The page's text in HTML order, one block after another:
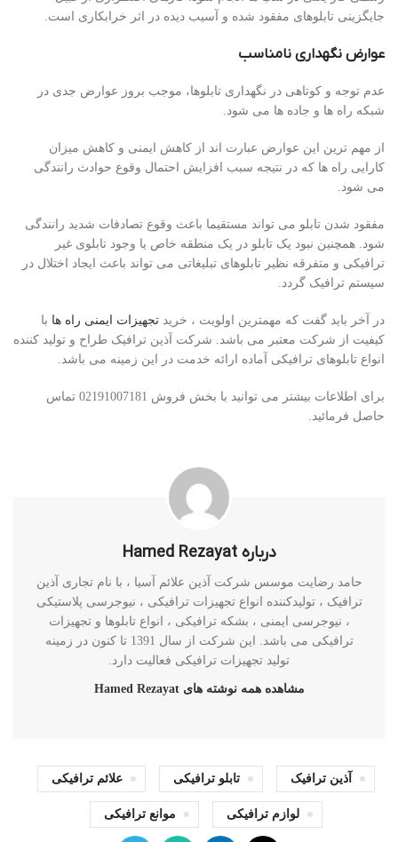
جایگزینی تابلوهای مفقود شده و آسیب دیده در اثر خرابکاری است.
عوارض نگهداری نامناسب
عدم توجه و کوتاهی در نگهداری تابلوها، موجب بروز عوارض جدی در
شبکه راه ها و جاده ها می شود.
از مهم ترین این عوارض عبارت اند از کاهش ایمنی و کاهش میزان
کارایی راه ها که در نتیجه سبب افزایش احتمال وقوع حوادث رانندگی
می شود.
مفقود شدن تابلو می تواند مستقیما باعث وقوع تصادفات شدید رانندگی
شود. همچنین نبود یک تابلو در یک منطقه خاص یا وجود تابلوی غیر
ترافیکی و متفرقه نظیر تابلوهای تبلیغاتی می تواند باعث ایجاد اختلال در
سیستم ترافیک گردد.
در آخر باید گفت که مهمترین اولویت ، خرید تجهیزات ایمنی راه ها با
کیفیت از شرکت معتبر می باشد. شرکت آذین ترافیک طراح و تولید کننده
انواع تابلوهای ترافیکی آماده ارائه خدمت در این زمینه می باشد.
برای اطلاعات بیشتر می توانید با بخش فروش 02191007181 تماس
حاصل فرمائید.
درباره Hamed Rezayat
حامد رضایت موسس شرکت آذین علائم آسیا ، با نام تجاری آذین
ترافیک ، تولیدکننده انواع تجهیزات ترافیکی ، نیوجرسی پلاستیکی
، نیوجرسی ایمنی ، بشکه ترافیکی ، انواع تابلوها و تجهیزات
ترافیکی می باشد. این شرکت از سال 1391 تا کنون در زمینه
تولید تجهیزات ترافیکی فعالیت دارد.
مشاهده همه نوشته های Hamed Rezayat
آذین ترافیک تابلو ترافیکی علائم ترافیکی
لوازم ترافیکی موانع ترافیکی